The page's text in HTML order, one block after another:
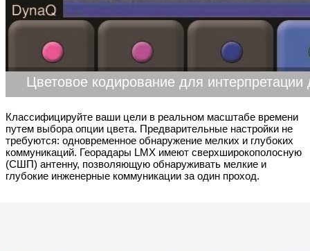
Цветовое кодирование для интерпретации
Классифицируйте ваши цели в реальном масштабе времени
путем выбора опции цвета. Предварительные настройки не
требуются: одновременное обнаружение мелких и глубоких
коммуникаций. Георадары LMX имеют сверхширокополосную
(СШП) антенну, позволяющую обнаруживать мелкие и
глубокие инженерные коммуникации за один проход.